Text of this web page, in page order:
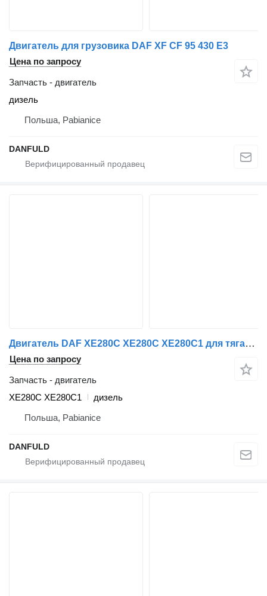
Двигатель для грузовика DAF XF CF 95 430 E3
Цена по запросу
Запчасть - двигатель
дизель
Польша, Pabianice
DANFULD
Двигатель DAF XE280C XE280C XE280C1 для тягача DAF CF 85, XF 95
Цена по запросу
Запчасть - двигатель
XE280C XE280C1
дизель
Польша, Pabianice
DANFULD